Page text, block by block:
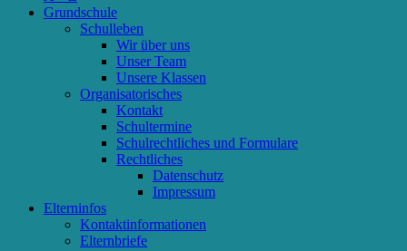
Grundschule
Schulleben
Wir über uns
Unser Team
Unsere Klassen
Organisatorisches
Kontakt
Schultermine
Schulrechtliches und Formulare
Rechtliches
Datenschutz
Impressum
Elterninfos
Kontaktinformationen
Elternbriefe